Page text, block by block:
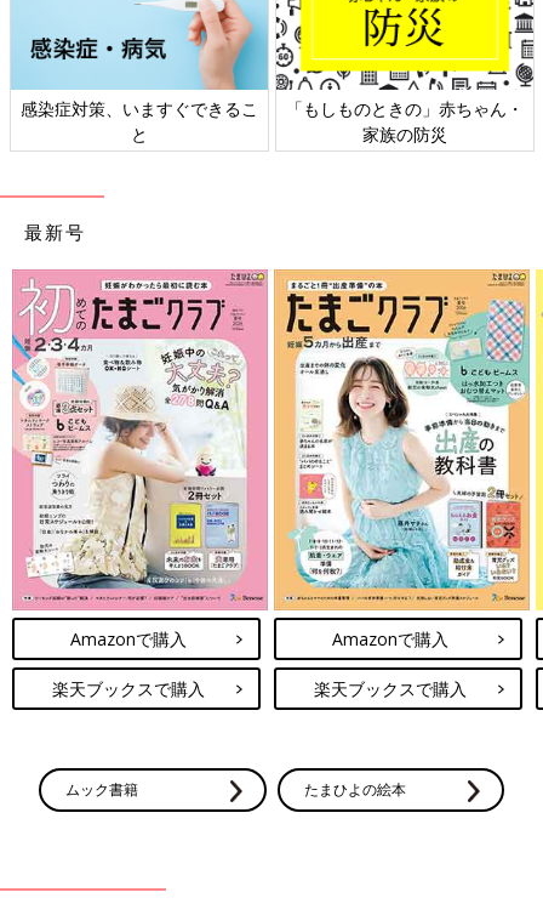
感染症対策、いますぐできるこ
と
「もしものときの」赤ちゃん・
家族の防災
最新号
Amazonで購入
楽天ブックスで購入
Amazonで購入
楽天ブックスで購入
ムック書籍 たまひよの絵本